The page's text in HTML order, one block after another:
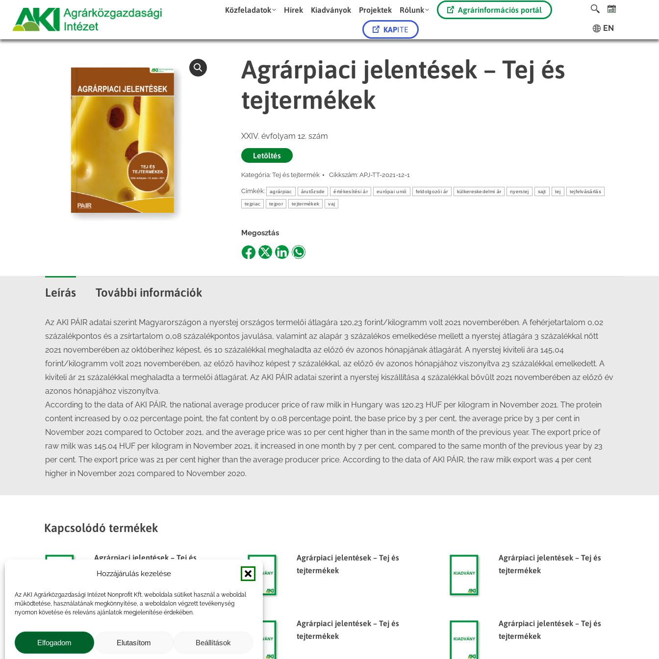
Hozzájárulás kezelése
Az AKI Agrárközgazdasági Intézet Nonprofit Kft. weboldala sütiket használ a weboldal
működtetése, használatának megkönnyítése, a weboldalon végzett tevékenység
nyomon követése és releváns ajánlatok megjelenítése érdekében.
Elfogadom Elutasítom Beállítások
Közfeladatok Hírek Kiadványok Projektek Rólunk Agrárinformációs portál
KAPITE EN
Agrárpiaci jelentések – Tej és
tejtermékek
XXIV. évfolyam 12. szám
Letöltés
Kategória: Tej és tejtermék Cikkszám: APJ-TT-2021-12-1
Címkék: agrárpiac árutőzsde értékesítési ár európai unió feldolgozói ár külkereskedelmi ár nyerstej sajt tej tejfelvásárlás
tejpiac tejpor tejtermékek vaj
Megosztás
ShareShareShareShare
Leírás További információk
Az AKI PÁIR adatai szerint Magyarországon a nyerstej országos termelői átlagára 120,23 forint/kilogramm volt 2021 novemberében. A fehérjetartalom 0,02
százalékpontos és a zsírtartalom 0,08 százalékpontos javulása, valamint az alapár 3 százalékos emelkedése mellett a nyerstej átlagára 3 százalékkal nőtt
2021 novemberében az októberihez képest, és 10 százalékkal meghaladta az előző év azonos hónapjának átlagárát. A nyerstej kiviteli ára 145,04
forint/kilogramm volt 2021 novemberében, az előző havihoz képest 7 százalékkal, az előző év azonos hónapjához viszonyítva 23 százalékkal emelkedett. A
kiviteli ár 21 százalékkal meghaladta a termelői átlagárat. Az AKI PÁIR adatai szerint a nyerstej kiszállítása 4 százalékkal bővült 2021 novemberében az előző év
azonos hónapjához viszonyítva.
According to the data of AKI PÁIR, the national average producer price of raw milk in Hungary was 120.23 HUF per kilogram in November 2021. The protein
content increased by 0.02 percentage point, the fat content by 0.08 percentage point, the base price by 3 per cent, the average price by 3 per cent in
November 2021 compared to October 2021, and the average price was 10 per cent higher than in the same month of the previous year. The export price of
raw milk was 145.04 HUF per kilogram in November 2021, it increased in one month by 7 per cent, compared to the same month of the previous year by 23
per cent. The export price was 21 per cent higher than the average producer price. According to the data of AKI PÁIR, the raw milk export was 4 per cent
higher in November 2021 compared to November 2020.
Kapcsolódó termékek
Agrárpiaci jelentések – Tej és
tejtermékek
Agrárpiaci jelentések – Tej és
tejtermékek
Agrárpiaci jelentések – Tej és
tejtermékek
Agrárpiaci jelentések – Tej és
tejtermékek
Agrárpiaci jelentések – Tej és
tejtermékek